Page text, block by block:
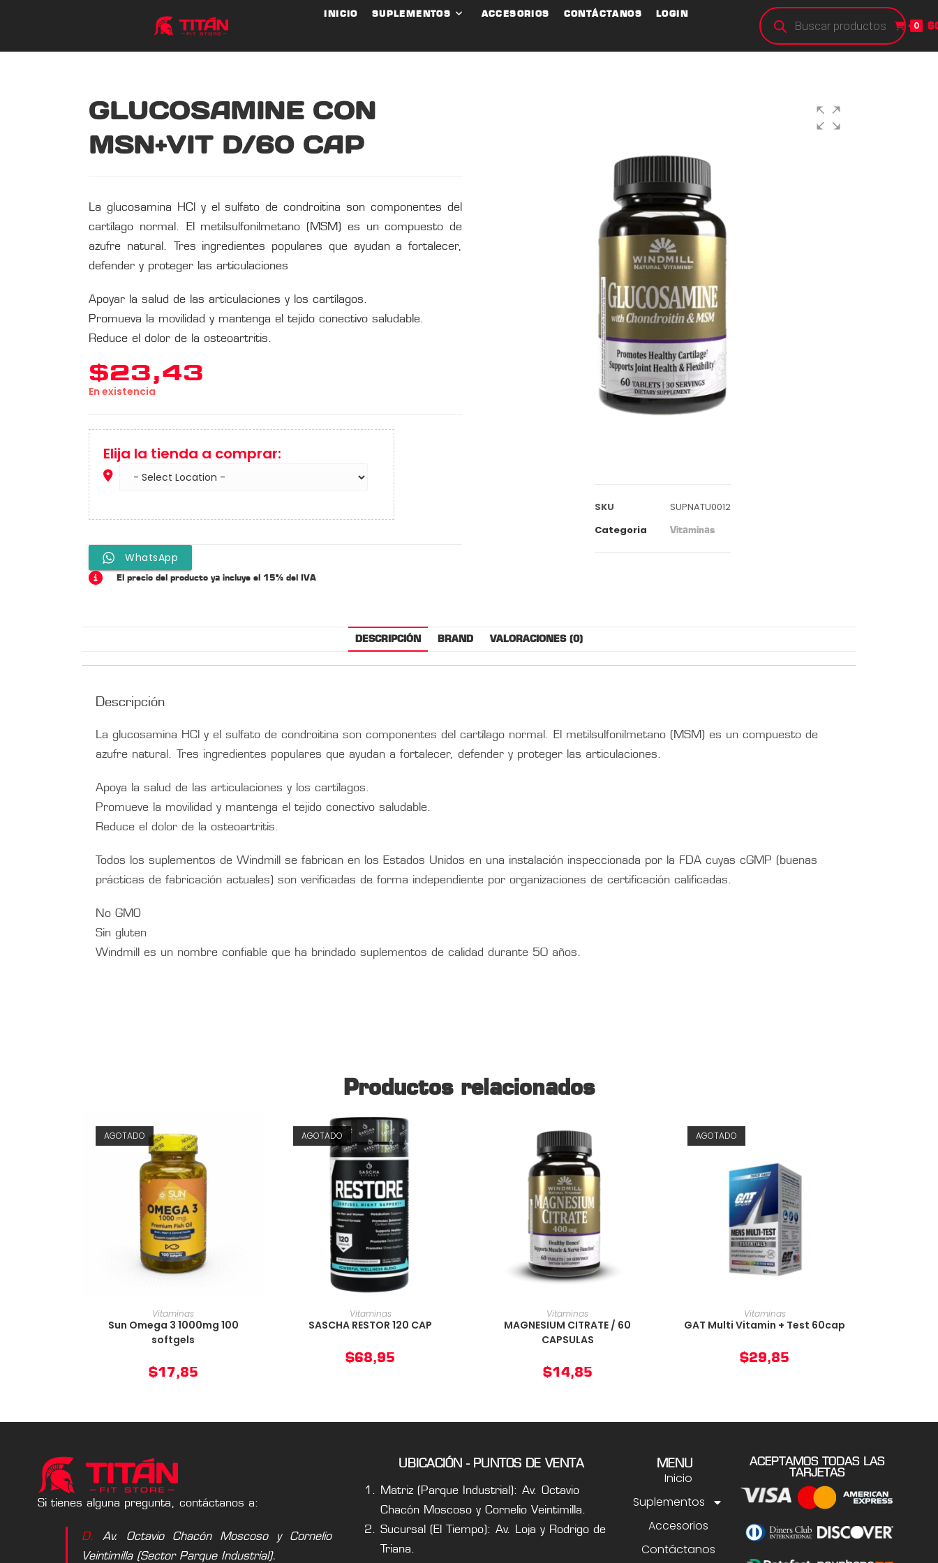
INICIO SUPLEMENTOS ACCESORIOS CONTÁCTANOS LOGIN
0 $
GLUCOSAMINE CON
MSN+VIT D/60 CAP
La glucosamina HCl y el sulfato de condroitina son componentes del
cartílago normal. El metilsulfonilmetano (MSM) es un compuesto de
azufre natural. Tres ingredientes populares que ayudan a fortalecer,
defender y proteger las articulaciones
Apoyar la salud de las articulaciones y los cartílagos.
Promueva la movilidad y mantenga el tejido conectivo saludable.
Reduce el dolor de la osteoartritis.
$23,43
En existencia
Elija la tienda a comprar:
WhatsApp
El precio del producto ya incluye el 15% del IVA
SKU
SUPNATU0012
Categoria
Vitaminas
DESCRIPCIÓN BRAND VALORACIONES (0)
Descripción
La glucosamina HCl y el sulfato de condroitina son componentes del cartílago normal. El metilsulfonilmetano (MSM) es un compuesto de
azufre natural. Tres ingredientes populares que ayudan a fortalecer, defender y proteger las articulaciones.
Apoya la salud de las articulaciones y los cartílagos.
Promueve la movilidad y mantenga el tejido conectivo saludable.
Reduce el dolor de la osteoartritis.
Todos los suplementos de Windmill se fabrican en los Estados Unidos en una instalación inspeccionada por la FDA cuyas cGMP (buenas
prácticas de fabricación actuales) son verificadas de forma independiente por organizaciones de certificación calificadas.
No GMO
Sin gluten
Windmill es un nombre confiable que ha brindado suplementos de calidad durante 50 años.
Productos relacionados
AGOTADO
AÑADIR AL CARRITO
Vitaminas
Sun Omega 3 1000mg 100
softgels
$17,85
AGOTADO
AÑADIR AL CARRITO
Vitaminas
SASCHA RESTOR 120 CAP
$68,95
AÑADIR AL CARRITO
Vitaminas
MAGNESIUM CITRATE / 60
CAPSULAS
$14,85
AGOTADO
AÑADIR AL CARRITO
Vitaminas
GAT Multi Vitamin + Test 60cap
$29,85
Si tienes alguna pregunta, contáctanos a:
D. Av. Octavio Chacón Moscoso y Cornelio
Veintimilla (Sector Parque Industrial).
UBICACIÓN - PUNTOS DE VENTA
Matriz (Parque Industrial): Av. Octavio
Chacón Moscoso y Cornelio Veintimilla.
Sucursal (El Tiempo): Av. Loja y Rodrigo de
Triana.
MENU
Inicio
Suplementos
Accesorios
Contáctanos
ACEPTAMOS TODAS LAS
TARJETAS